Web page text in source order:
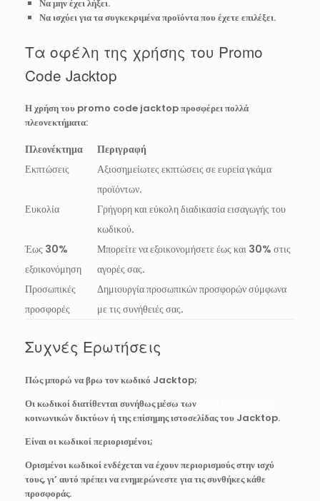
Να μην έχει λήξει.
Να ισχύει για τα συγκεκριμένα προϊόντα που έχετε επιλέξει.
Τα οφέλη της χρήσης του Promo
Code Jacktop
Η χρήση του promo code jacktopπροσφέρει πολλά
πλεονεκτήματα:
Πλεονέκτημα
Περιγραφή
Εκπτώσεις
Αξιοσημείωτες εκπτώσεις σε ευρεία γκάμα
προϊόντων.
Ευκολία
Γρήγορη και εύκολη διαδικασία εισαγωγής του
κωδικού.
Έως 30%
εξοικονόμηση
Μπορείτε να εξοικονομήσετε έως και 30% στις
αγορές σας.
Προσωπικές
προσφορές
Δημιουργία προσωπικών προσφορών σύμφωνα
με τις συνήθειές σας.
Συχνές Ερωτήσεις
Πώς μπορώ να βρω τον κωδικό Jacktop;
Οι κωδικοί διατίθενται συνήθως μέσω των
κοινωνικών δικτύων ή της επίσημης ιστοσελίδας του Jacktop.
Είναι οι κωδικοί περιορισμένοι;
Ορισμένοι κωδικοί ενδέχεται να έχουν περιορισμούς στην ισχύ
τους, γι’ αυτό πρέπει να ενημερώνεστε για τις συνθήκες κάθε
προσφοράς.